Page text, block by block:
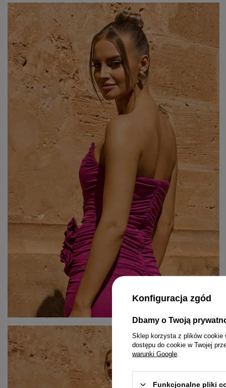
KOMBINEZONY
T-SHIRTY
BIŻUTERIA
GUMKI DO WŁOSÓW
MIDI
MAXI
Konfiguracja zgód
Dbamy o Twoją
Sklep korzysta z plików cookie
dostępu do cookie w Twojej
warunki Google
Funkcjonalne pliki